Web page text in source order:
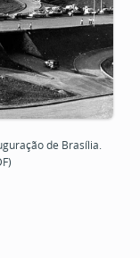
de Brasília.